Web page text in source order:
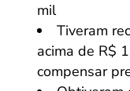
mil
Tiveram
acima de R$
compensar